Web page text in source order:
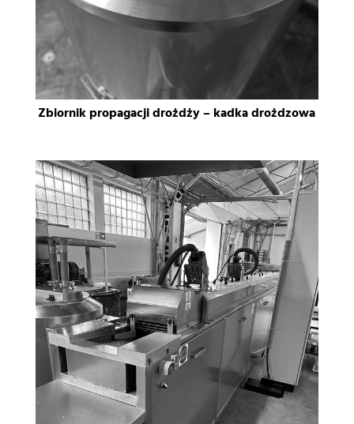
Zbiornik propagacji drożdży – kadka drożdzowa